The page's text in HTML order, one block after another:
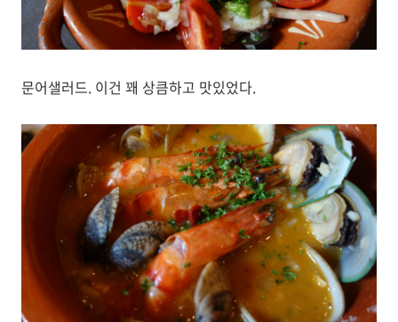
문어샐러드. 이건 꽤 상큼하고 맛있었다.